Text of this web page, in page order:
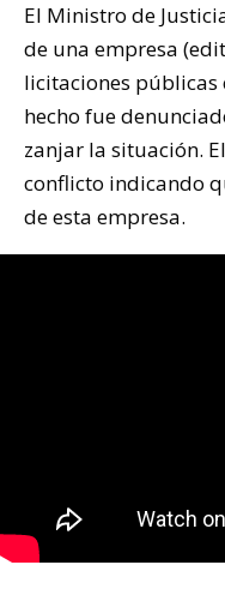
El Ministro de
de una empresa
licitaciones públicas
hecho fue
zanjar la situación.
conflicto indicando
de esta empresa.